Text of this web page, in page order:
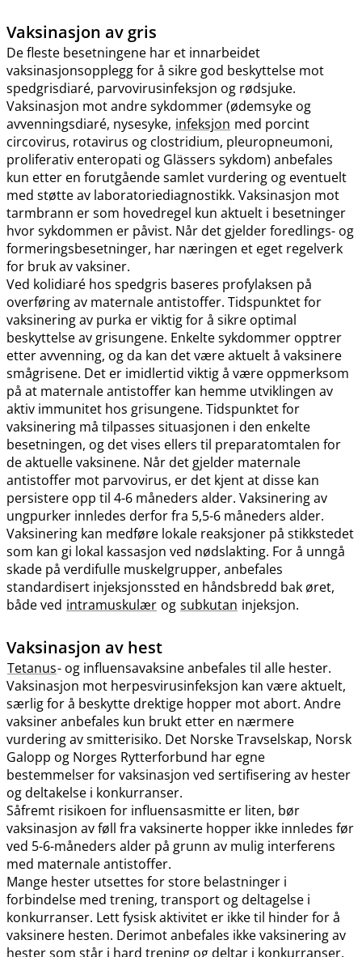
Vaksinasjon av gris
De fleste besetningene har et innarbeidet
vaksinasjonsopplegg for å sikre god beskyttelse mot
spedgrisdiaré, parvovirusinfeksjon og rødsjuke.
Vaksinasjon mot andre sykdommer (ødemsyke og
avvenningsdiaré, nysesyke, infeksjon med porcint
circovirus, rotavirus og clostridium, pleuropneumoni,
proliferativ enteropati og Glässers sykdom) anbefales
kun etter en forutgående samlet vurdering og eventuelt
med støtte av laboratoriediagnostikk. Vaksinasjon mot
tarmbrann er som hovedregel kun aktuelt i besetninger
hvor sykdommen er påvist. Når det gjelder foredlings- og
formeringsbesetninger, har næringen et eget regelverk
for bruk av vaksiner.
Ved kolidiaré hos spedgris baseres profylaksen på
overføring av maternale antistoffer. Tidspunktet for
vaksinering av purka er viktig for å sikre optimal
beskyttelse av grisungene. Enkelte sykdommer opptrer
etter avvenning, og da kan det være aktuelt å vaksinere
smågrisene. Det er imidlertid viktig å være oppmerksom
på at maternale antistoffer kan hemme utviklingen av
aktiv immunitet hos grisungene. Tidspunktet for
vaksinering må tilpasses situasjonen i den enkelte
besetningen, og det vises ellers til preparatomtalen for
de aktuelle vaksinene. Når det gjelder maternale
antistoffer mot parvovirus, er det kjent at disse kan
persistere opp til 4-6 måneders alder. Vaksinering av
ungpurker innledes derfor fra 5,5-6 måneders alder.
Vaksinering kan medføre lokale reaksjoner på stikkstedet
som kan gi lokal kassasjon ved nødslakting. For å unngå
skade på verdifulle muskelgrupper, anbefales
standardisert injeksjonssted en håndsbredd bak øret,
både ved intramuskulær og subkutan injeksjon.
Vaksinasjon av hest
Tetanus- og influensavaksine anbefales til alle hester.
Vaksinasjon mot herpesvirusinfeksjon kan være aktuelt,
særlig for å beskytte drektige hopper mot abort. Andre
vaksiner anbefales kun brukt etter en nærmere
vurdering av smitterisiko. Det Norske Travselskap, Norsk
Galopp og Norges Rytterforbund har egne
bestemmelser for vaksinasjon ved sertifisering av hester
og deltakelse i konkurranser.
Såfremt risikoen for influensasmitte er liten, bør
vaksinasjon av føll fra vaksinerte hopper ikke innledes før
ved 5-6-måneders alder på grunn av mulig interferens
med maternale antistoffer.
Mange hester utsettes for store belastninger i
forbindelse med trening, transport og deltagelse i
konkurranser. Lett fysisk aktivitet er ikke til hinder for å
vaksinere hesten. Derimot anbefales ikke vaksinering av
hester som står i hard trening og deltar i konkurranser.